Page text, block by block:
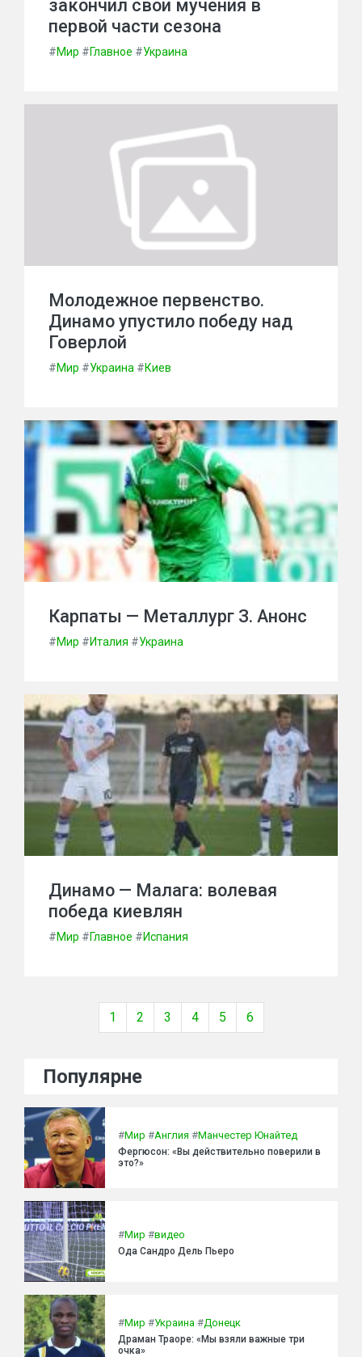
закончил свои мучения в
первой части сезона
#Мир #Главное #Украина
Молодежное первенство.
Динамо упустило победу над
Говерлой
#Мир #Украина #Киев
Карпаты — Металлург З. Анонс
#Мир #Италия #Украина
Динамо — Малага: волевая
победа киевлян
#Мир #Главное #Испания
1 2 3 4 5 6
Популярне
#Мир #Англия #Манчестер Юнайтед
Фергюсон: «Вы действительно поверили в
это?»
#Мир #видео
Ода Сандро Дель Пьеро
#Мир #Украина #Донецк
Драман Траоре: «Мы взяли важные три
очка»